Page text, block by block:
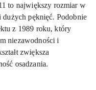
to największy rozmiar w
pęknięć. Podobnie
z 1989 roku, który
niezawodności i
zwiększa
osadzania.